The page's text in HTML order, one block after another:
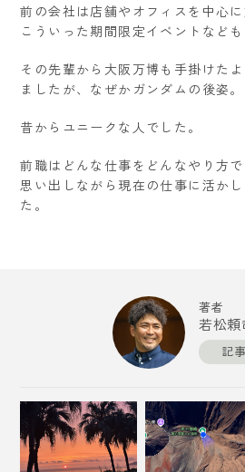
前の会社は店舗やオフィスを中心に
こういった期間限定イベントなども
その先輩から大阪万博も手掛けた
ましたが、なぜかガンダムの後姿。
昔からユニークな人でした。
前職はどんな仕事をどんなやり方
思い出しながら現在の仕事に活か
た。
著者
若松頼
記